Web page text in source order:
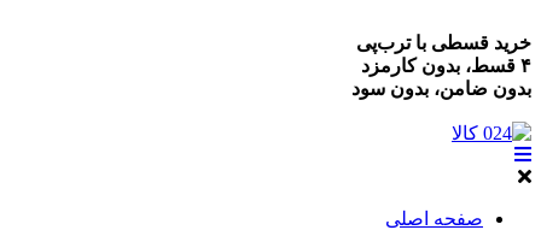
خرید قسطی با ترب‌پی
۴ قسط، بدون کارمزد
بدون ضامن، بدون سود
صفحه اصلی